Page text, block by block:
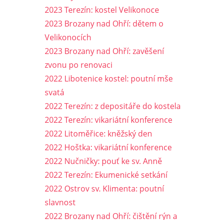
2023 Terezín: kostel Velikonoce
2023 Brozany nad Ohří: dětem o
Velikonocích
2023 Brozany nad Ohří: zavěšení
zvonu po renovaci
2022 Libotenice kostel: poutní mše
svatá
2022 Terezín: z depositáře do kostela
2022 Terezín: vikariátní konference
2022 Litoměřice: kněžský den
2022 Hoštka: vikariátní konference
2022 Nučničky: pouť ke sv. Anně
2022 Terezín: Ekumenické setkání
2022 Ostrov sv. Klimenta: poutní
slavnost
2022 Brozany nad Ohří: čištění rýn a